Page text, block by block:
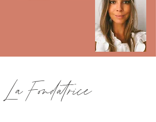
La Fondatrice